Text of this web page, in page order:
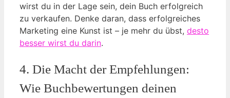
wirst du in der Lage sein, dein Buch erfolgreich
zu verkaufen. Denke daran, dass erfolgreiches
Marketing eine Kunst ist – je mehr du übst, desto
besser wirst du darin.
4. Die Macht der Empfehlungen:
Wie Buchbewertungen deinen